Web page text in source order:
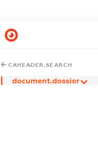
CAHEADER.SEARCH
document.dossier